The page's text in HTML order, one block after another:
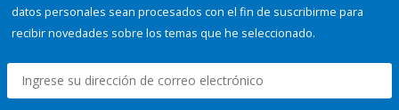
datos personales sean procesados con el fin de suscribirme para
recibir novedades sobre los temas que he seleccionado.